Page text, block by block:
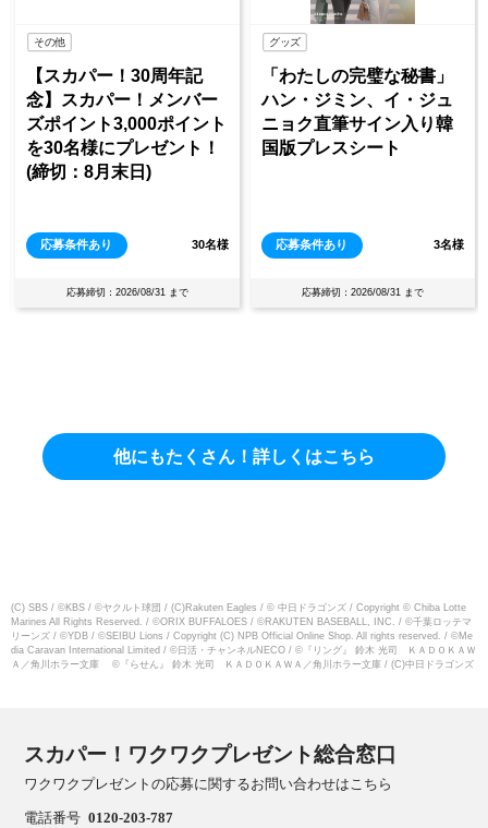
年記
ンバー
ポイント
ント！
30名様
「わたしの完璧な秘書」
ハン・ジミン、イ・ジュ
ニョク直筆サイン入り韓
国版プレスシート
応募条件あり 3名様
応募締切：2026/08/31 まで
《KBS World開
年》×《スカパー
年記念》 「ミュ
バンク」観覧チ
応募条件あり
応募締切：2026/08/
他にもたくさん！詳しくはこちら
(C) SBS / ©KBS / ©ヤクルト球団 / (C)Rakuten Eagles / © 中日ドラゴンズ / Copyright © Chiba Lotte
Marines All Rights Reserved. / ©ORIX BUFFALOES / ©RAKUTEN BASEBALL, INC. / ©千葉ロッテマ
リーンズ / ©YDB / ©SEIBU Lions / Copyright (C) NPB Official Online Shop. All rights reserved. / ©Me
dia Caravan International Limited / ©日活・チャンネルNECO / ©『リング』 鈴木 光司 ＫＡＤＯＫＡＷ
Ａ／角川ホラー文庫 ©『らせん』 鈴木 光司 ＫＡＤＯＫＡＷＡ／角川ホラー文庫 / (C)中日ドラゴンズ
スカパー！ワクワクプレゼント総合窓口
ワクワクプレゼントの応募に関するお問い合わせはこちら
電話番号 0120-203-787